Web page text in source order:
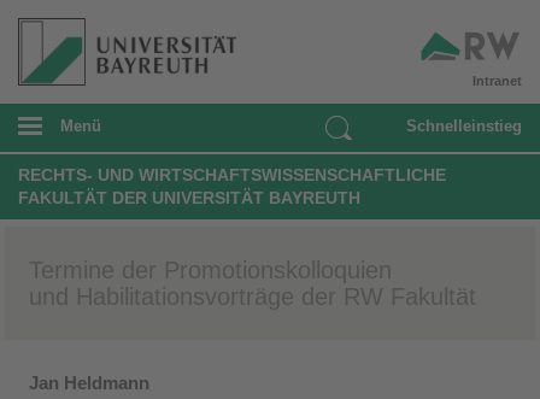
Intranet
Menü Schnelleinstieg
RECHTS- UND WIRTSCHAFTSWISSENSCHAFTLICHE
FAKULTÄT DER UNIVERSITÄT BAYREUTH
Termine der Promotionskolloquien
und Habilitationsvorträge der RW Fakultät
Jan Heldmann